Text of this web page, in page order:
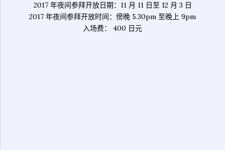
2017 年夜间参拜开放日期：11 月 11 日至 12 月 3 日
2017 年夜间参拜开放时间：傍晚 5.30pm 至晚上 9pm
入场费： 400 日元